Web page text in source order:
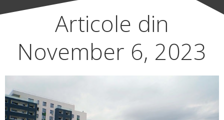
Articole din
November 6, 2023